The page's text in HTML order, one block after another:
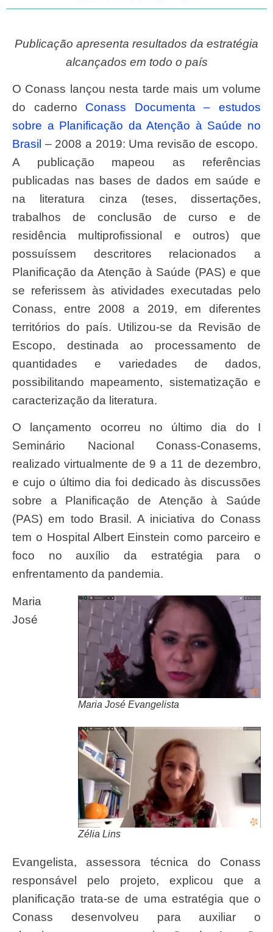
Publicação apresenta resultados da estratégia
alcançados em todo o país
O Conass lançou nesta tarde mais um volume
do caderno Conass Documenta – estudos
sobre a Planificação da Atenção à Saúde no
Brasil – 2008 a 2019: Uma revisão de escopo.
A publicação mapeou as referências
publicadas nas bases de dados em saúde e
na literatura cinza (teses, dissertações,
trabalhos de conclusão de curso e de
residência multiprofissional e outros) que
possuíssem descritores relacionados a
Planificação da Atenção à Saúde (PAS) e que
se referissem às atividades executadas pelo
Conass, entre 2008 a 2019, em diferentes
territórios do país. Utilizou-se da Revisão de
Escopo, destinada ao processamento de
quantidades e variedades de dados,
possibilitando mapeamento, sistematização e
caracterização da literatura.
O lançamento ocorreu no último dia do I
Seminário Nacional Conass-Conasems,
realizado virtualmente de 9 a 11 de dezembro,
e cujo o último dia foi dedicado às discussões
sobre a Planificação de Atenção à Saúde
(PAS) em todo Brasil. A iniciativa do Conass
tem o Hospital Albert Einstein como parceiro e
foco no auxílio da estratégia para o
enfrentamento da pandemia.
Maria José Evangelista
Zélia Lins
Maria
José
Evangelista, assessora técnica do Conass
responsável pelo projeto, explicou que a
planificação trata-se de uma estratégia que o
Conass desenvolveu para auxiliar o